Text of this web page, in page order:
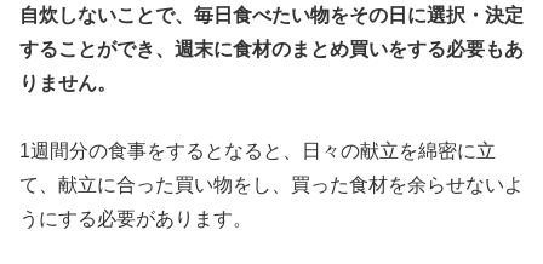
自炊しないことで、毎日食べたい物をその日に選択・決定
することができ、週末に食材のまとめ買いをする必要もあ
りません。
1週間分の食事をするとなると、日々の献立を綿密に立
て、献立に合った買い物をし、買った食材を余らせないよ
うにする必要があります。